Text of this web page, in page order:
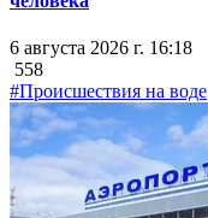
6 августа 2026 г. 16:18
558
#Происшествия на воде